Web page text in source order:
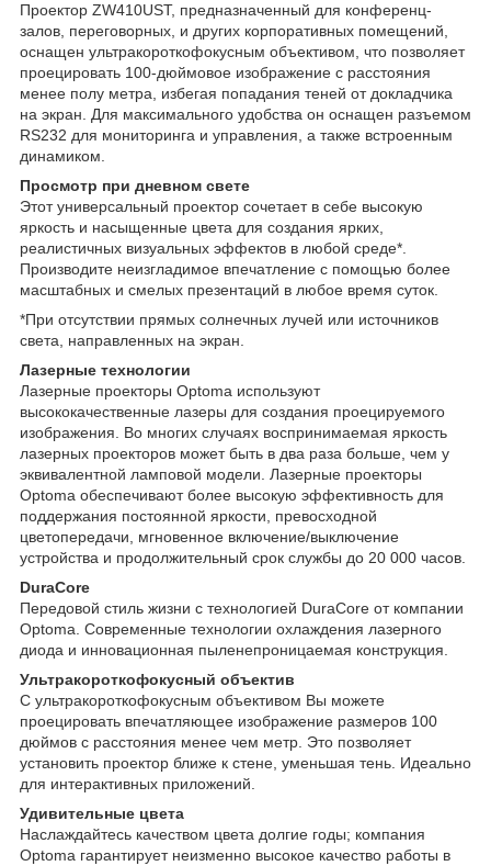
Проектор ZW410UST, предназначенный для конференц-
залов, переговорных, и других корпоративных помещений,
оснащен ультракороткофокусным объективом, что позволяет
проецировать 100-дюймовое изображение с расстояния
менее полу метра, избегая попадания теней от докладчика
на экран. Для максимального удобства он оснащен разъемом
RS232 для мониторинга и управления, а также встроенным
динамиком.
Просмотр при дневном свете
Этот универсальный проектор сочетает в себе высокую
яркость и насыщенные цвета для создания ярких,
реалистичных визуальных эффектов в любой среде*.
Производите неизгладимое впечатление с помощью более
масштабных и смелых презентаций в любое время суток.
*При отсутствии прямых солнечных лучей или источников
света, направленных на экран.
Лазерные технологии
Лазерные проекторы Optoma используют
высококачественные лазеры для создания проецируемого
изображения. Во многих случаях воспринимаемая яркость
лазерных проекторов может быть в два раза больше, чем у
эквивалентной ламповой модели. Лазерные проекторы
Optoma обеспечивают более высокую эффективность для
поддержания постоянной яркости, превосходной
цветопередачи, мгновенное включение/выключение
устройства и продолжительный срок службы до 20 000 часов.
DuraCore
Передовой стиль жизни с технологией DuraCore от компании
Optoma. Современные технологии охлаждения лазерного
диода и инновационная пыленепроницаемая конструкция.
Ультракороткофокусный объектив
С ультракороткофокусным объективом Вы можете
проецировать впечатляющее изображение размеров 100
дюймов с расстояния менее чем метр. Это позволяет
установить проектор ближе к стене, уменьшая тень. Идеально
для интерактивных приложений.
Удивительные цвета
Наслаждайтесь качеством цвета долгие годы; компания
Optoma гарантирует неизменно высокое качество работы в